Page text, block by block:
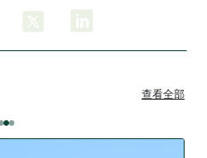
查看全部